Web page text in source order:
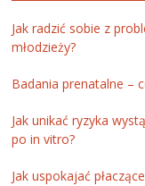
Jak radzić sobie z
młodzieży?
Badania prenatalne –
Jak unikać ryzyka
po in vitro?
Jak uspokajać